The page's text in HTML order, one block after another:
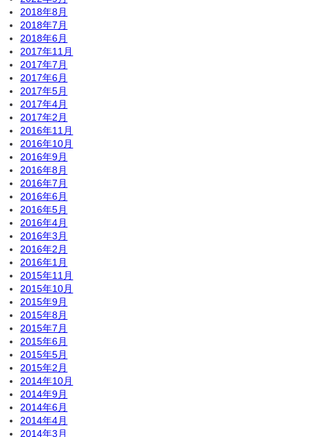
2018年8月
2018年7月
2018年6月
2017年11月
2017年7月
2017年6月
2017年5月
2017年4月
2017年2月
2016年11月
2016年10月
2016年9月
2016年8月
2016年7月
2016年6月
2016年5月
2016年4月
2016年3月
2016年2月
2016年1月
2015年11月
2015年10月
2015年9月
2015年8月
2015年7月
2015年6月
2015年5月
2015年2月
2014年10月
2014年9月
2014年6月
2014年4月
2014年3月